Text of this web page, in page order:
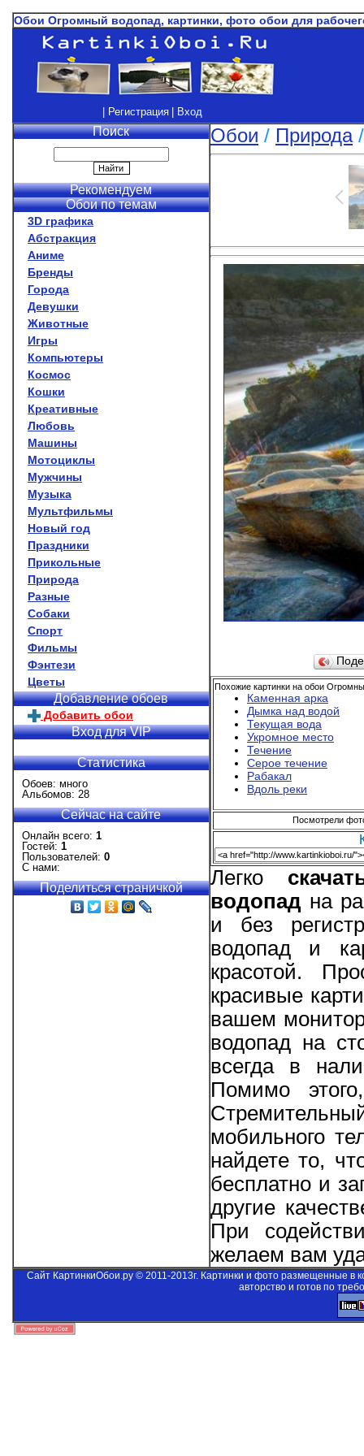
Обои Огромный водопад, картинки, фото обои для
| Регистрация | Вход
Поиск
Рекомендуем
Обои по темам
3D графика
Абстракция
Аниме
Бренды
Города
Девушки
Животные
Игры
Компьютеры
Космос
Кошки
Креативные
Любовь
Машины
Мотоциклы
Мужчины
Музыка
Мультфильмы
Новый год
Праздники
Прикольные
Природа
Разные
Собаки
Спорт
Фильмы
Фэнтези
Цветы
Добавление обоев
Добавить обои
Вход для VIP
Статистика
Обоев: много
Альбомов: 28
Сейчас на сайте
Онлайн всего: 1
Гостей: 1
Пользователей: 0
С нами:
Поделиться страничкой
Обои / Природа
Похожие картинки на обои
Каменная арка
Дымка над водой
Текущая вода
Укромное место
Течение
Серое течение
Рабакал
Вдоль реки
Посмотрели
Легко
водопад на
и без
водопад и
красотой.
красивые
вашем
водопад на
всегда в
Помимо
мобильного
найдете то,
бесплатно и
другие
При
желаем вам
Сайт КартинкиОбои.ру © 2011-2013г. Картинки и фото размещенные в
авторство и готов по